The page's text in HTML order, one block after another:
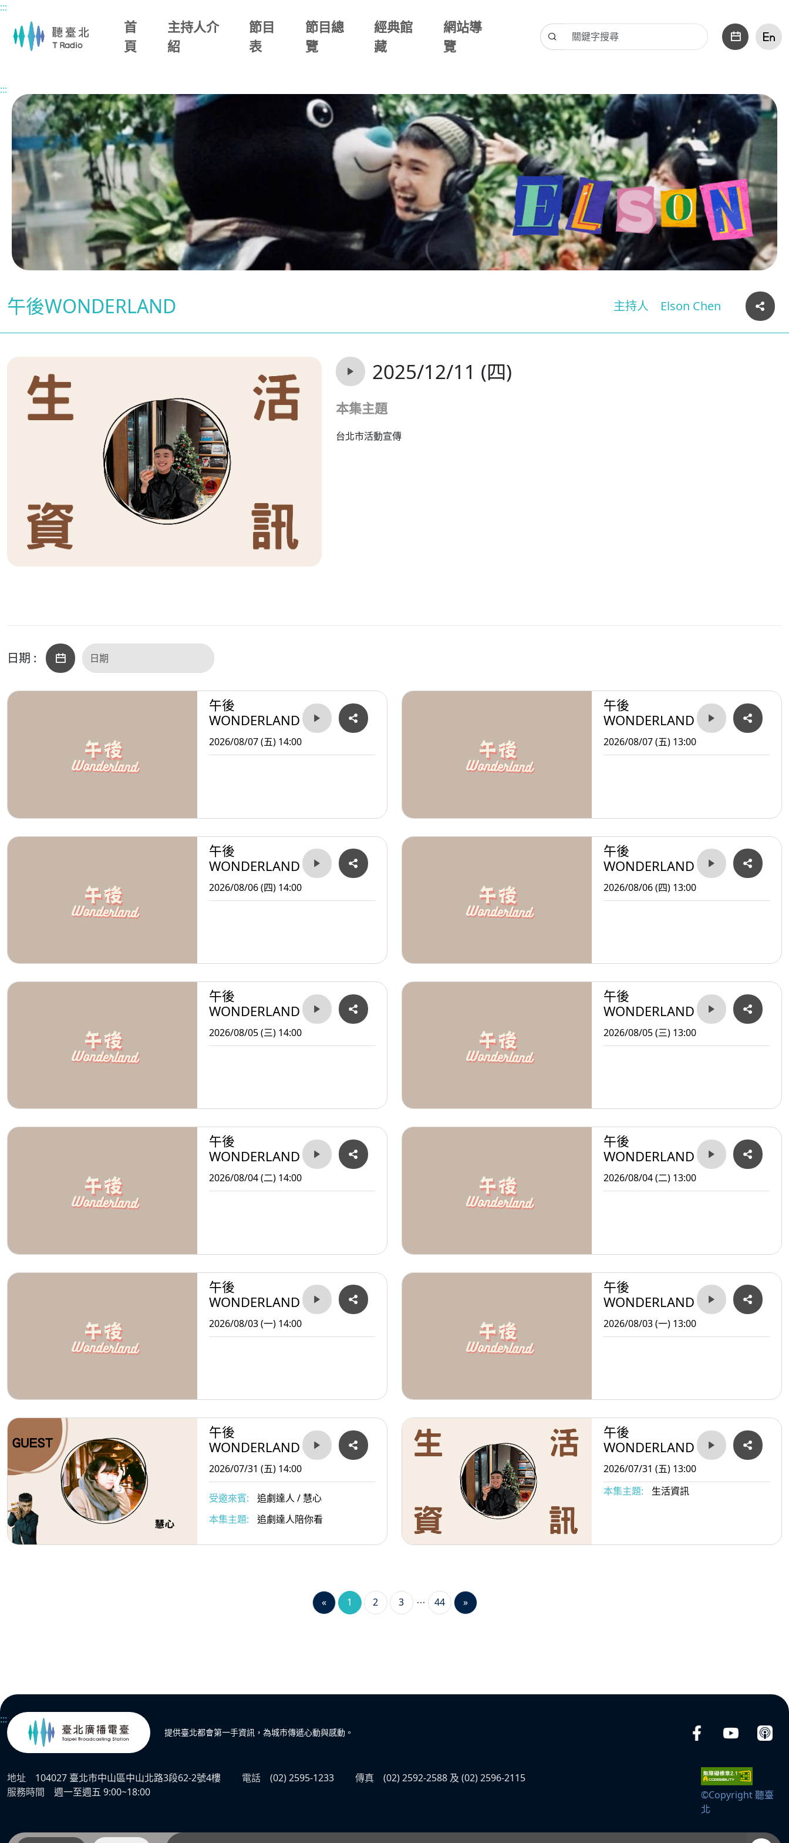
主要內容區塊
:::
首
頁
主持人介
紹
節目
表
節目總
覽
經典館
藏
網站導
覽
:::
午後WONDERLAND 主持人 Elson Chen
2025/12/11 (四)
本集主題
台北市活動宣傳
日期 :
午後
WONDERLAND
2026/08/07 (五) 14:00
午後
WONDERLAND
2026/08/07 (五) 13:00
午後
WONDERLAND
2026/08/06 (四) 14:00
午後
WONDERLAND
2026/08/06 (四) 13:00
午後
WONDERLAND
2026/08/05 (三) 14:00
午後
WONDERLAND
2026/08/05 (三) 13:00
午後
WONDERLAND
2026/08/04 (二) 14:00
午後
WONDERLAND
2026/08/04 (二) 13:00
午後
WONDERLAND
2026/08/03 (一) 14:00
午後
WONDERLAND
2026/08/03 (一) 13:00
午後
WONDERLAND
2026/07/31 (五) 14:00
受邀來賓:
追劇達人 / 慧心
本集主題:
追劇達人陪你看
午後
WONDERLAND
2026/07/31 (五) 13:00
本集主題:
生活資訊
« 1 2 3 44 »
:::
提供臺北都會第一手資訊，為城市傳遞心動與感動。
地址 104027 臺北市中山區中山北路3段62-2號4樓 電話 (02) 2595-1233 傳真
(02) 2592-2588 及 (02) 2596-2115
服務時間
週一至週五 9:00~18:00
©Copyright 聽臺
北